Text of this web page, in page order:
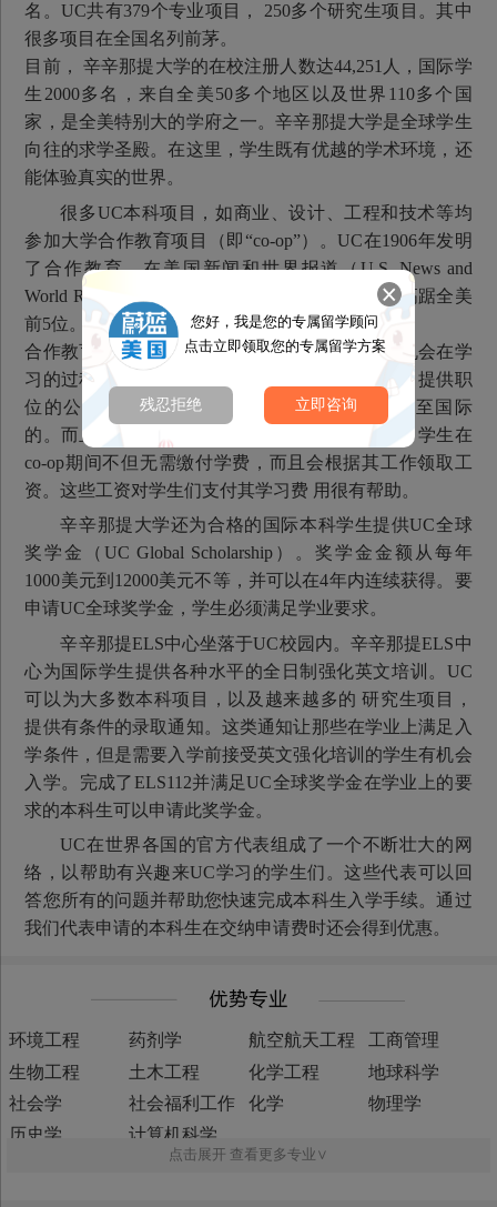
名。UC共有379个专业项目， 250多个研究生项目。其中
很多项目在全国名列前茅。
目前， 辛辛那提大学的在校注册人数达44,251人，国际学
生2000多名，来自全美50多个地区以及世界110多个国
家，是全美特别大的学府之一。辛辛那提大学是全球学生
向往的求学圣殿。在这里，学生既有优越的学术环境，还
能体验真实的世界。
很多UC本科项目，如商业、设计、工程和技术等均
参加大学合作教育项目（即“co-op”）。UC在1906年发明
了合作教育。在美国新闻和世界报道（U.S. News and
World Report）的排行榜上，UC的合作教育项目高踞全美
前5位。
合作教育让学生，包括持学生签证的国际生，有机会在学
习的过程中参加有偿的短期与其学业相关的工作。提供职
位的公司既有当地的、也有国内其他地区、 甚至国际
的。而且，很多公司是国际知名、行业内领先的。学生在
co-op期间不但无需缴付学费，而且会根据其工作领取工
资。这些工资对学生们支付其学习费 用很有帮助。
辛辛那提大学还为合格的国际本科学生提供UC全球
奖学金（UC Global Scholarship）。奖学金金额从每年
1000美元到12000美元不等，并可以在4年内连续获得。要
申请UC全球奖学金，学生必须满足学业要求。
辛辛那提ELS中心坐落于UC校园内。辛辛那提ELS中
心为国际学生提供各种水平的全日制强化英文培训。UC
可以为大多数本科项目，以及越来越多的 研究生项目，
提供有条件的录取通知。这类通知让那些在学业上满足入
学条件，但是需要入学前接受英文强化培训的学生有机会
入学。完成了ELS112并满足UC全球奖学金在学业上的要
求的本科生可以申请此奖学金。
UC在世界各国的官方代表组成了一个不断壮大的网
络，以帮助有兴趣来UC学习的学生们。这些代表可以回
答您所有的问题并帮助您快速完成本科生入学手续。通过
我们代表申请的本科生在交纳申请费时还会得到优惠。
环境工程 药剂学 航空航天工程
工商管理
生物工程
土木工程 化学工程
地球科学
社会学
社会福利工作 化学
物理学
历史学
计算机科学
点击展开 查看更多专业∨
您好，我是您的专属留学顾问
点击立即领取您的专属留学方案
残忍拒绝 立即咨询